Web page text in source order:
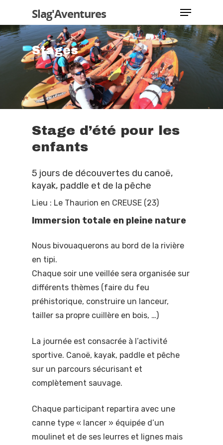
Hit enter to search or ESC to close
Slag'Aventures
Stages
Stage d’été pour les
enfants
5 jours de découvertes du canoë,
kayak, paddle et de la pêche
Lieu : Le Thaurion en CREUSE (23)
Immersion totale en pleine nature
Nous bivouaquerons au bord de la rivière
en tipi.
Chaque soir une veillée sera organisée sur
différents thèmes (faire du feu
préhistorique, construire un lanceur,
tailler sa propre cuillère en bois, …)
La journée est consacrée à l’activité
sportive. Canoë, kayak, paddle et pêche
sur un parcours sécurisant et
complètement sauvage.
Chaque participant repartira avec une
canne type « lancer » équipée d’un
moulinet et de ses leurres et lignes mais